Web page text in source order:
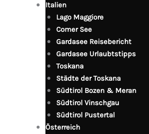
Italien
Lago Maggiore
Comer See
Gardasee Reisebericht
Gardasee Urlaubtstipps
Toskana
Städte der Toskana
Südtirol Bozen & Meran
Südtirol Vinschgau
Südtirol Pustertal
Österreich